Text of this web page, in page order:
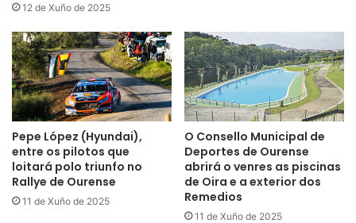
12 de Xuño de 2025
Pepe López (Hyundai),
entre os pilotos que
loitará polo triunfo no
Rallye de Ourense
11 de Xuño de 2025
O Consello Municipal de
Deportes de Ourense
abrirá o venres as piscinas
de Oira e a exterior dos
Remedios
11 de Xuño de 2025